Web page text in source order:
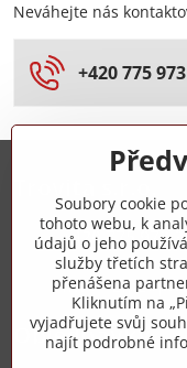
Neváhejte nás
+420 775
+420 775 973
Objednávky
Soubory cookie
tohoto webu, k
údajů o jeho
služby třetích
přenášena
Kliknutím na
vyjadřujete svůj
najít podrobné